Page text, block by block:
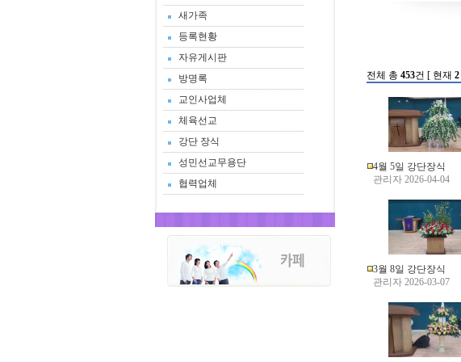
새가족
등록현황
자유게시판
방명록
교인사업체
체육선교
강단 장식
성민선교무용단
협력업체
전체 총 453건 [ 현재 2
4월 5일 강단장식
관리자 2026-04-04
3월 8일 강단장식
관리자 2026-03-07